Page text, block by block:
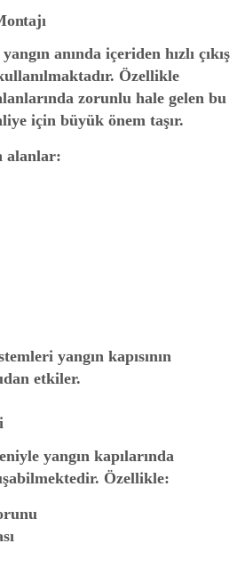
anında içeriden hızlı çıkış
Özellikle
zorunlu hale gelen bu
için büyük önem taşır.
alanlar:
yangın kapısının
etkiler.
yangın kapılarında
Özellikle: